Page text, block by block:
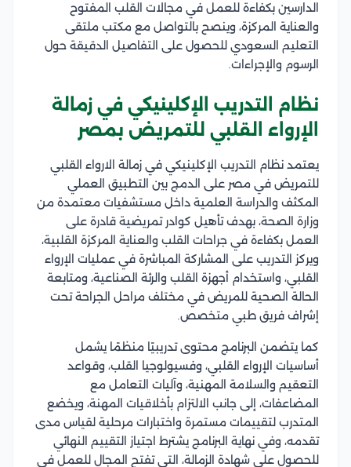
الدارسين بكفاءة للعمل في مجالات القلب المفتوح
والعناية المركزة، وينصح بالتواصل مع مكتب ملتقى
التعليم السعودي للحصول على التفاصيل الدقيقة حول
الرسوم والإجراءات.
نظام التدريب الإكلينيكي في زمالة
الإرواء القلبي للتمريض بمصر
يعتمد نظام التدريب الإكلينيكي في زمالة الارواء القلبي
للتمريض في مصر على الدمج بين التطبيق العملي
المكثف والدراسة العلمية داخل مستشفيات معتمدة من
وزارة الصحة، بهدف تأهيل كوادر تمريضية قادرة على
العمل بكفاءة في جراحات القلب والعناية المركزة القلبية،
ويركز التدريب على المشاركة المباشرة في عمليات الإرواء
القلبي، واستخدام أجهزة القلب والرئة الصناعية، ومتابعة
الحالة الصحية للمريض في مختلف مراحل الجراحة تحت
إشراف فريق طبي متخصص.
كما يتضمن البرنامج محتوى تدريبيًا منظمًا يشمل
أساسيات الإرواء القلبي، وفسيولوجيا القلب، وقواعد
التعقيم والسلامة المهنية، وآليات التعامل مع
المضاعفات، إلى جانب الالتزام بأخلاقيات المهنة، ويخضع
المتدرب لتقييمات مستمرة واختبارات مرحلية لقياس مدى
تقدمه، وفي نهاية البرنامج يشترط اجتياز التقييم النهائي
للحصول على شهادة الزمالة، التي تفتح المجال للعمل في